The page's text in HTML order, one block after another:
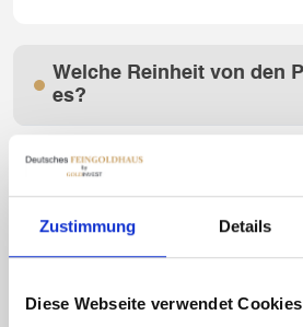
Zustimmung Details
Diese Webseite verwendet Cookies
Welche Reinheit von den
es?
Wie soll Ich Platinbarren
Kann Ich meine